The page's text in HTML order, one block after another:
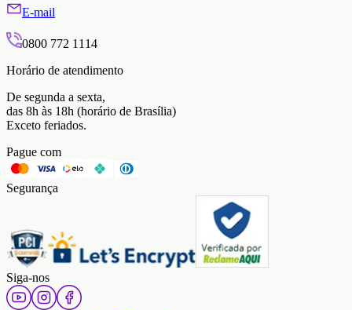
E-mail
0800 772 1114
Horário de atendimento
De segunda a sexta,
das 8h às 18h (horário de Brasília)
Exceto feriados.
Pague com
Segurança
Siga-nos